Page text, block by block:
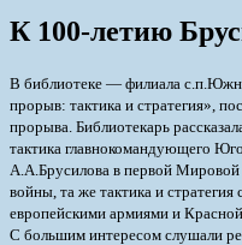
К 100-летию
В библиотеке — филиала
прорыв: тактика и стратегия»,
прорыва. Библиотекарь
тактика главнокомандующего
А.А.Брусилова в первой
войны, та же тактика и стратегия
европейскими армиями и
С большим интересом слушали